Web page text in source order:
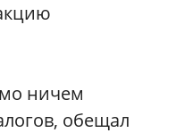
ничем
обещал